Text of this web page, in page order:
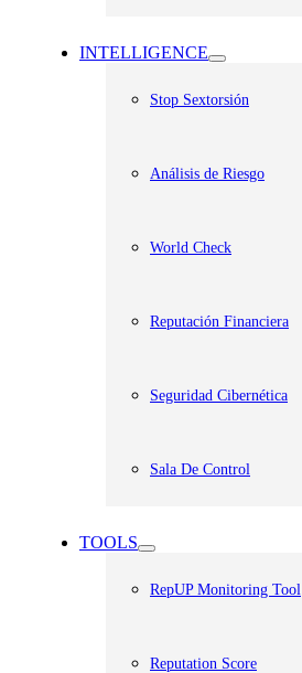
INTELLIGENCE
Stop Sextorsión
Análisis de Riesgo
World Check
Reputación Financiera
Seguridad Cibernética
Sala De Control
TOOLS
RepUP Monitoring Tool
Reputation Score